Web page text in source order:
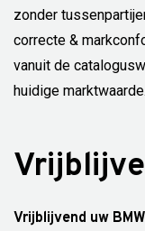
zonder
correcte &
vanuit de
huidige marktwaarde.
Vrijblijvend uw